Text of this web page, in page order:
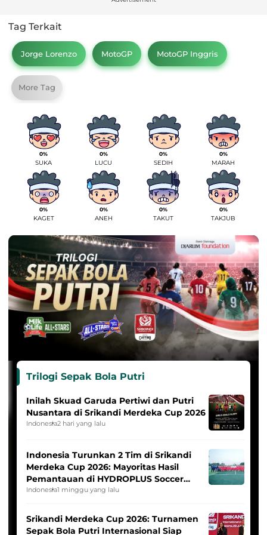
Tag Terkait
Jorge Lorenzo MotoGP MotoGP Inggris
More Tag
0%
SUKA
0%
LUCU
0%
SEDIH
0%
MARAH
0%
KAGET
0%
ANEH
0%
TAKUT
0%
TAKJUB
Trilogi Sepak Bola Putri
Inilah Skuad Garuda Pertiwi dan Putri
Nusantara di Srikandi Merdeka Cup 2026
Indonesia2 hari yang lalu
Indonesia Turunkan 2 Tim di Srikandi
Merdeka Cup 2026: Mayoritas Hasil
Pemantauan di HYDROPLUS Soccer
League
Indonesia1 minggu yang lalu
Srikandi Merdeka Cup 2026: Turnamen
Sepak Bola Putri Internasional Siap